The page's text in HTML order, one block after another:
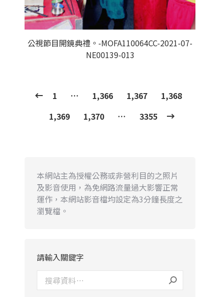
公視節目開鏡典禮。-MOFA110064CC-2021-07-
NE00139-013
1 … 1,366 1,367
1,368
1,369
1,370 … 3355
本網站主為授權公務或非營利目的之照片
及影音使用，為免網路流量過大影響正常
運作，本網站影音檔均設定為3分鐘長度之
瀏覽檔。
請輸入關鍵字